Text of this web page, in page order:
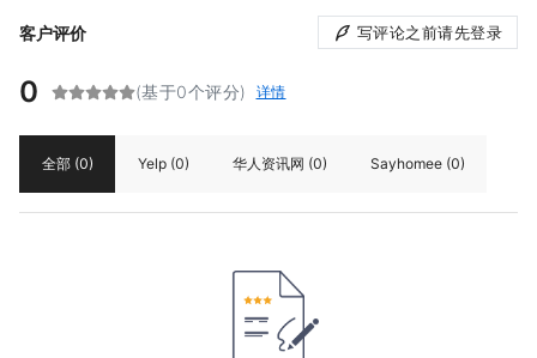
客户评价 写评论之前请先登录
0 (基于0个评分) 详情
全部 (0) Yelp (0) 华人资讯网 (0) Sayhomee (0)